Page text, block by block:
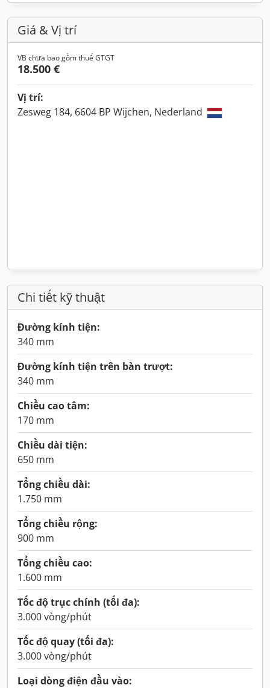
Giá & Vị trí
VB chưa bao gồm thuế GTGT
18.500 €
Vị trí:
Zesweg 184, 6604 BP Wijchen, Nederland
Chi tiết kỹ thuật
Đường kính tiện:
340 mm
Đường kính tiện trên bàn trượt:
340 mm
Chiều cao tâm:
170 mm
Chiều dài tiện:
650 mm
Tổng chiều dài:
1.750 mm
Tổng chiều rộng:
900 mm
Tổng chiều cao:
1.600 mm
Tốc độ trục chính (tối đa):
3.000 vòng/phút
Tốc độ quay (tối đa):
3.000 vòng/phút
Loại dòng điện đầu vào: